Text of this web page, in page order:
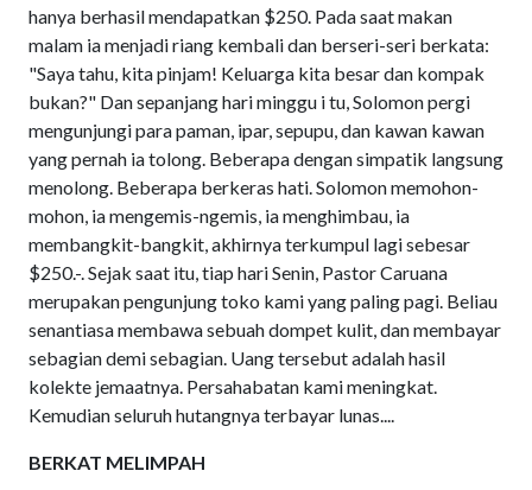
hanya berhasil mendapatkan $250. Pada saat makan
malam ia menjadi riang kembali dan berseri-seri berkata:
"Saya tahu, kita pinjam! Keluarga kita besar dan kompak
bukan?" Dan sepanjang hari minggu i tu, Solomon pergi
mengunjungi para paman, ipar, sepupu, dan kawan kawan
yang pernah ia tolong. Beberapa dengan simpatik langsung
menolong. Beberapa berkeras hati. Solomon memohon-
mohon, ia mengemis-ngemis, ia menghimbau, ia
membangkit-bangkit, akhirnya terkumpul lagi sebesar
$250.-. Sejak saat itu, tiap hari Senin, Pastor Caruana
merupakan pengunjung toko kami yang paling pagi. Beliau
senantiasa membawa sebuah dompet kulit, dan membayar
sebagian demi sebagian. Uang tersebut adalah hasil
kolekte jemaatnya. Persahabatan kami meningkat.
Kemudian seluruh hutangnya terbayar lunas....
BERKAT MELIMPAH